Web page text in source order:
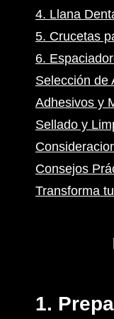
4. Llana
5. Crucetas
6.
Selección de
Adhesivos y
Sellado y
Consejos
Transforma
1.